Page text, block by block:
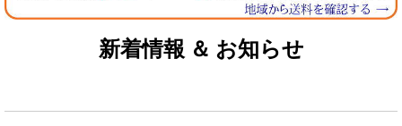
新着情報 ＆ お知らせ